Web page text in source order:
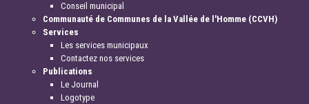
Conseil municipal
Communauté de Communes de la Vallée de l'Homme (CCVH)
Services
Les services municipaux
Contactez nos services
Publications
Le Journal
Logotype